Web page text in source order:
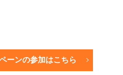
ーンの参加はこちら